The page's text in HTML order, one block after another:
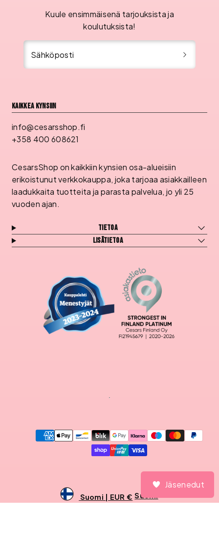
Kuule ensimmäisenä tarjouksista ja
koulutuksista!
Sähköposti
Kaikkea kynsiin
info@cesarsshop.fi
+358 400 608621
CesarsShop on kaikkiin kynsien osa-alueisiin
erikoistunut verkkokauppa, joka tarjoaa asiakkailleen
laadukkaita tuotteita ja parasta palvelua, jo yli 25
vuoden ajan.
Tietoa
Lisätietoa
Maksutavat
Suomi | EUR € Suomi
Jäsenedut
Jäsenedut